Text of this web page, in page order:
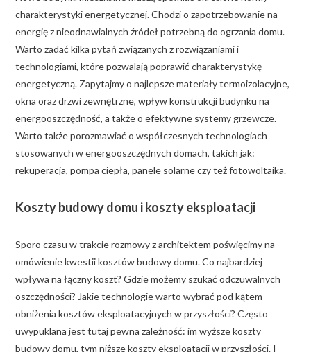
charakterystyki energetycznej. Chodzi o zapotrzebowanie na
energię z nieodnawialnych źródeł potrzebną do ogrzania domu.
Warto zadać kilka pytań związanych z rozwiązaniami i
technologiami, które pozwalają poprawić charakterystykę
energetyczną. Zapytajmy o najlepsze materiały termoizolacyjne,
okna oraz drzwi zewnętrzne, wpływ konstrukcji budynku na
energooszczędność, a także o efektywne systemy grzewcze.
Warto także porozmawiać o współczesnych technologiach
stosowanych w energooszczędnych domach, takich jak:
rekuperacja, pompa ciepła, panele solarne czy też fotowoltaika.
Koszty budowy domu i koszty eksploatacji
Sporo czasu w trakcie rozmowy z architektem poświęcimy na
omówienie kwestii kosztów budowy domu. Co najbardziej
wpływa na łączny koszt? Gdzie możemy szukać odczuwalnych
oszczędności? Jakie technologie warto wybrać pod kątem
obniżenia kosztów eksploatacyjnych w przyszłości? Często
uwypuklana jest tutaj pewna zależność: im wyższe koszty
budowy domu, tym niższe koszty eksploatacji w przyszłości. I